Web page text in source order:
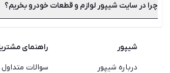
لوازم یدکی شامل قطعاتی هستند که در هنگام
چرا در سایت شیپور لوازم و قطعات خودرو بخریم؟
شیپور
درباره شیپور
راهنمای
سوالات متداول